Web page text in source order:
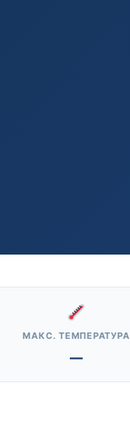
МАКС. ТЕМПЕРАТУРА
—